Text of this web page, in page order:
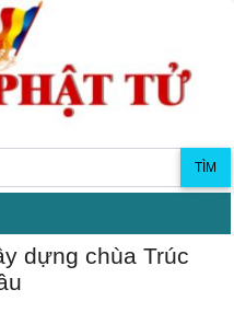
TÌM
dựng chùa Trúc